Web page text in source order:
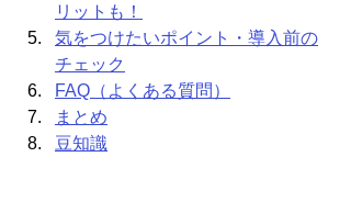
リットも！
気をつけたいポイント・導入前の
チェック
FAQ（よくある質問）
まとめ
豆知識